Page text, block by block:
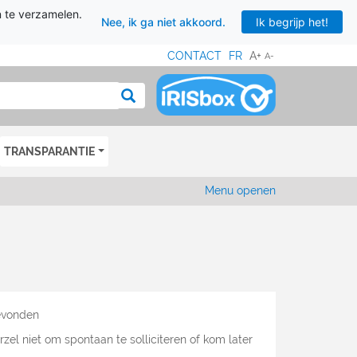
verzamelen.
Nee, ik ga niet akkoord. Ik begrijp het!
A+ A-
FR
CONTACT
Zoeken
TRANSPARANTIE
Menu openen
niet om spontaan te solliciteren of kom later